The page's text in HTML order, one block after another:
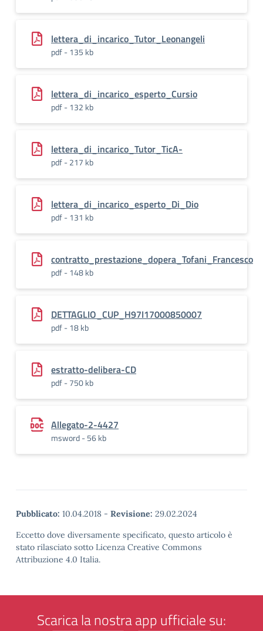
lettera_di_incarico_Tutor_Leonangeli
pdf - 135 kb
lettera_di_incarico_esperto_Cursio
pdf - 132 kb
lettera_di_incarico_Tutor_TicA-
pdf - 217 kb
lettera_di_incarico_esperto_Di_Dio
pdf - 131 kb
contratto_prestazione_dopera_Tofani_Francesco
pdf - 148 kb
DETTAGLIO_CUP_H97I17000850007
pdf - 18 kb
estratto-delibera-CD
pdf - 750 kb
Allegato-2-4427
msword - 56 kb
Pubblicato: 10.04.2018 - Revisione: 29.02.2024
Eccetto dove diversamente specificato, questo articolo è
stato rilasciato sotto Licenza Creative Commons
Attribuzione 4.0 Italia.
Scarica la nostra app ufficiale su: